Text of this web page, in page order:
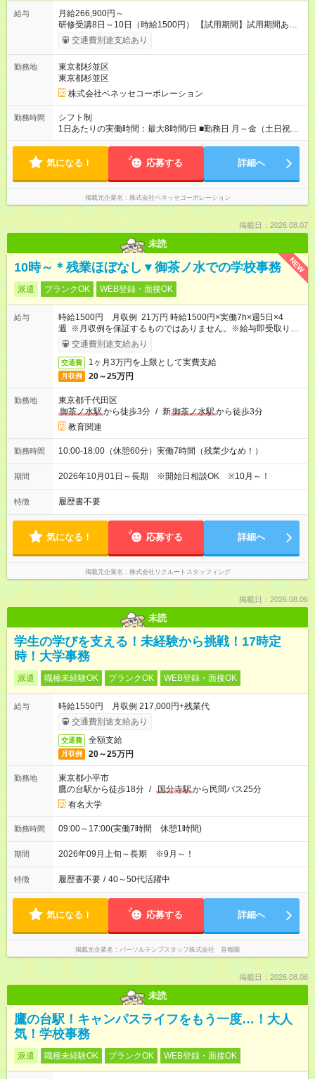
給与
月給266,900円～
研修受講8日～10日（時給1500円） 【試用期間】試用期間あり
試用期間の長さ：6ヶ月 雇用形態、給与は本採用時と同じです。
交通費別途支給あり
勤務地
東京都杉並区
東京都杉並区
株式会社ベネッセコーポレーション
勤務時間
シフト制
1日あたりの実働時間：最大8時間/日 ■勤務日 月～金（土日祝休
み） ■勤務時間 学校滞在：8:30※～17:30の間の連続した8時間
勤務時間が8:30～の場合、朝8時半から学校で就業できることが
気になる！ 応募する 詳細へ
掲載元企業名 株式会社ベネッセコーポレーション
掲載日：2026.08.07
未読
NEW
10時～＊残業ほぼなし▼御茶ノ水での学校事務
派遣 ブランクOK WEB登録・面接OK
給与
時給1500円 月収例 21万円 時給1500円×実働7h×週5日×4
週 ※月収例を保証するものではありません。※給与即受取りサ
ービス利用可（利用条件有）
交通費別途支給あり
交通費 1ヶ月3万円を上限として実費支給
月収例 20～25万円
勤務地
東京都千代田区
御茶ノ水駅から徒歩3分 / 新御茶ノ水駅から徒歩3分
教育関連
勤務時間 10:00-18:00（休憩60分）実働7時間（残業少なめ！）
期間 2026年10月01日～長期 ※開始日相談OK ※10月～！
特徴 履歴書不要
気になる！ 応募する 詳細へ
掲載元企業名 株式会社リクルートスタッフィング
掲載日：2026.08.06
未読
学生の学びを支える！未経験から挑戦！17時定
時！大学事務
派遣 職種未経験OK ブランクOK WEB登録・面接OK
給与
時給1550円 月収例 217,000円+残業代
交通費別途支給あり
交通費 全額支給
月収例 20～25万円
勤務地
東京都小平市
鷹の台駅から徒歩18分 / 国分寺駅から民間バス25分
有名大学
勤務時間 09:00～17:00(実働7時間 休憩1時間)
期間 2026年09月上旬～長期 ※9月～！
特徴 履歴書不要 / 40～50代活躍中
気になる！ 応募する 詳細へ
掲載元企業名 パーソルテンプスタッフ株式会社 首都圏
掲載日：2026.08.06
未読
鷹の台駅！キャンパスライフをもう一度…！大人
気！学校事務
派遣 職種未経験OK ブランクOK WEB登録・面接OK